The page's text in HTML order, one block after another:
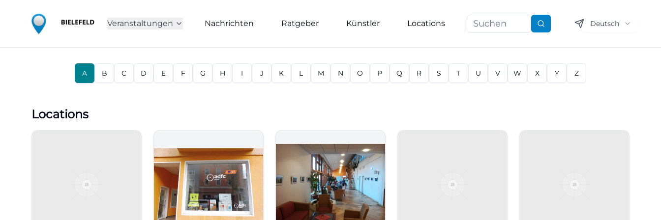
Veranstaltungen Nachrichten Ratgeber Künstler Locations Suchen Deutsch
A B C D E F G H I J K L M N O P Q R S T U V W X Y Z
Locations